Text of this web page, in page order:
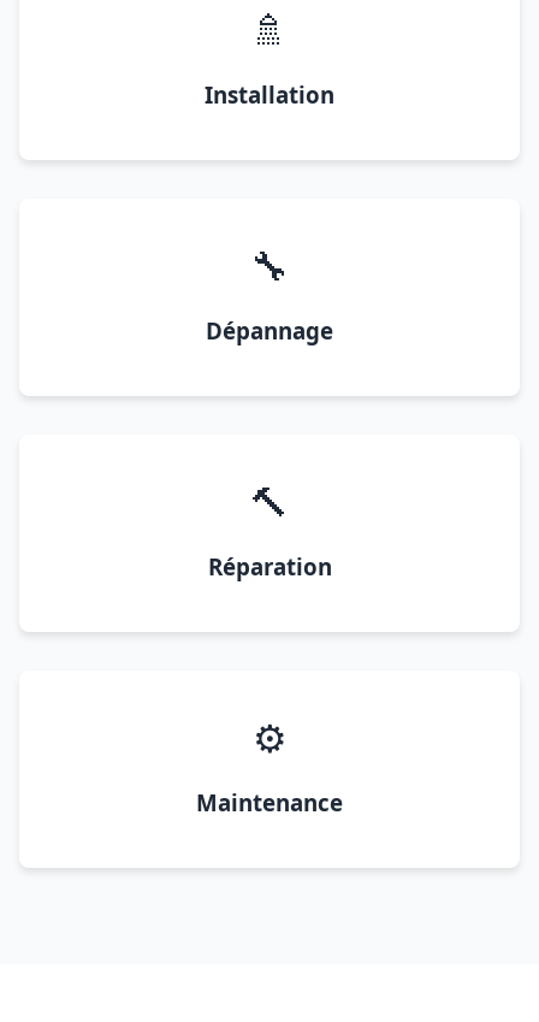
🚿
Installation
🔧
Dépannage
🔨
Réparation
⚙️
Maintenance